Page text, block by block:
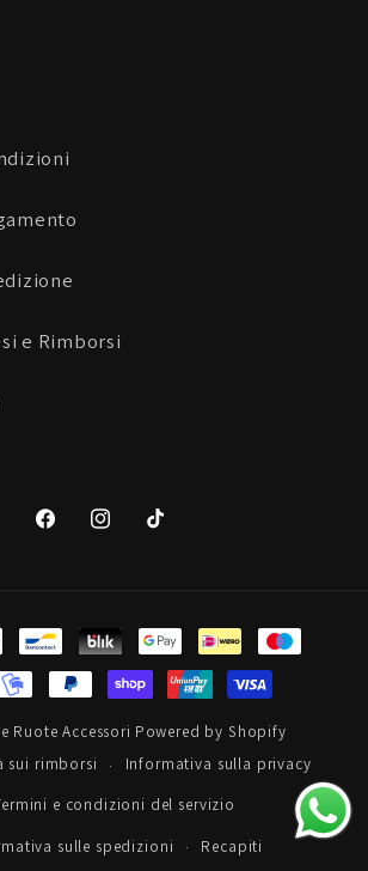
e Rimborsi
FacebookInstagramTikTok
Ruote Accessori Powered by Shopify
sui rimborsi
Informativa sulla privacy
e condizioni del servizio
sulle spedizioni Recapiti